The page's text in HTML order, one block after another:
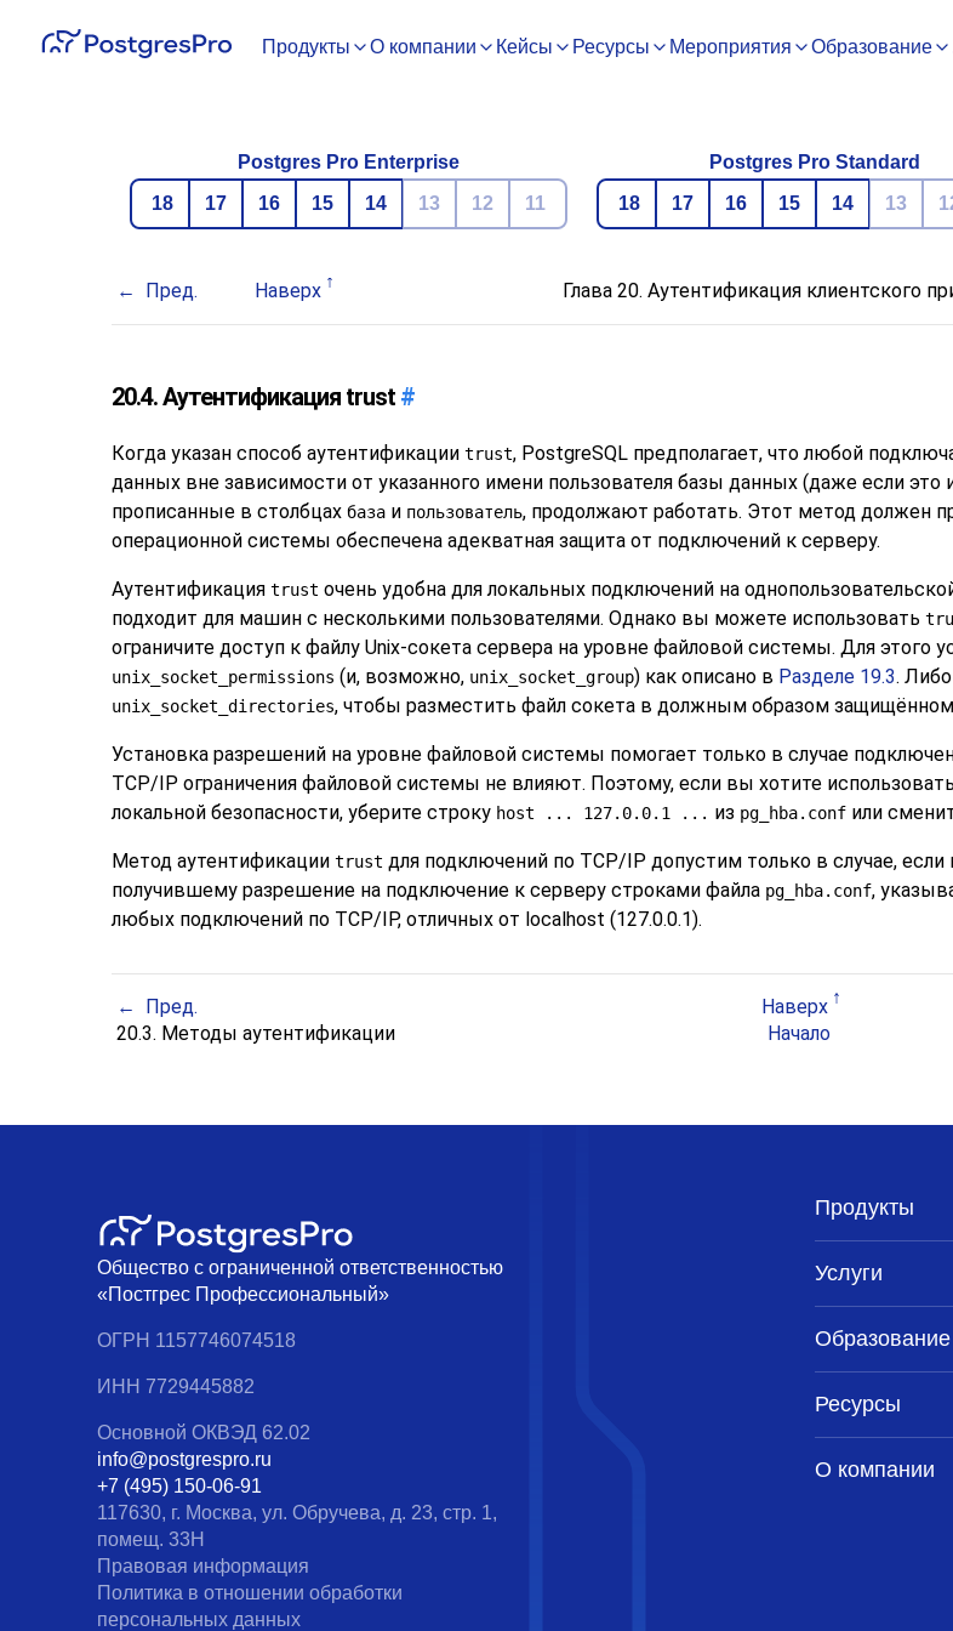
Продукты О компании Кейсы Ресурсы Мероприятия Образование
Postgres Pro Enterprise
18
17 16 15 14 13 12 11
Postgres Pro Standard
18
17 16 15 14 13
Пред. Наверх Глава 20. Аутентификация клиентского
20.4. Аутентификация trust #
Когда указан способ аутентификации trust, PostgreSQL предполагает, что любой
данных вне зависимости от указанного имени пользователя базы данных (даже если это
прописанные в столбцах база и пользователь, продолжают работать. Этот метод должен
операционной системы обеспечена адекватная защита от подключений к серверу.
Аутентификация trust очень удобна для локальных подключений на
подходит для машин с несколькими пользователями. Однако вы можете использовать
ограничите доступ к файлу Unix-сокета сервера на уровне файловой системы. Для этого
unix_socket_permissions (и, возможно, unix_socket_group) как описано в Разделе 19.3.
unix_socket_directories, чтобы разместить файл сокета в должным образом защищённом
Установка разрешений на уровне файловой системы помогает только в случае
TCP/IP ограничения файловой системы не влияют. Поэтому, если вы хотите
локальной безопасности, уберите строку host ... 127.0.0.1 ... из pg_hba.conf или
Метод аутентификации trust для подключений по TCP/IP допустим только в случае,
получившему разрешение на подключение к серверу строками файла pg_hba.conf,
любых подключений по TCP/IP, отличных от localhost (127.0.0.1).
Пред. Наверх
20.3. Методы аутентификации
Начало
Общество с ограниченной ответственностью
«Постгрес Профессиональный»
ОГРН 1157746074518
ИНН 7729445882
Основной ОКВЭД 62.02
info@postgrespro.ru
+7 (495) 150-06-91
117630, г. Москва, ул. Обручева, д. 23, стр. 1,
помещ. 33Н
Правовая информация
Политика в отношении обработки
персональных данных
Продукты
Услуги
Образование
Ресурсы
О компании